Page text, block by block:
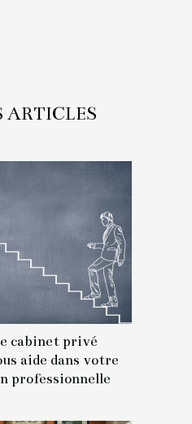
ARTICLES
cabinet privé
aide dans votre
professionnelle